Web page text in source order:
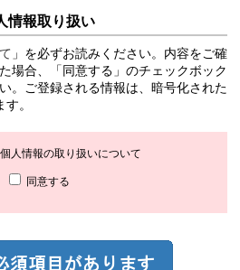
情報取り扱い
」を必ずお読みください。内容をご確
場合、「同意する」のチェックボック
。ご登録される情報は、暗号化された
。
人情報の取り扱いについて
同意する